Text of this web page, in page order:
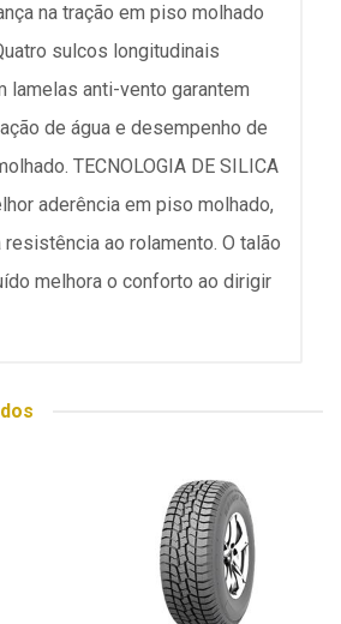
na tração em piso molhado
sulcos longitudinais
lamelas anti-vento garantem
de água e desempenho de
TECNOLOGIA DE SILICA
aderência em piso molhado,
ao rolamento. O talão
melhora o conforto ao dirigir